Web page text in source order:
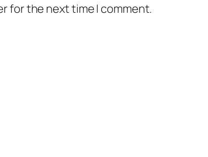
for the next time I comment.